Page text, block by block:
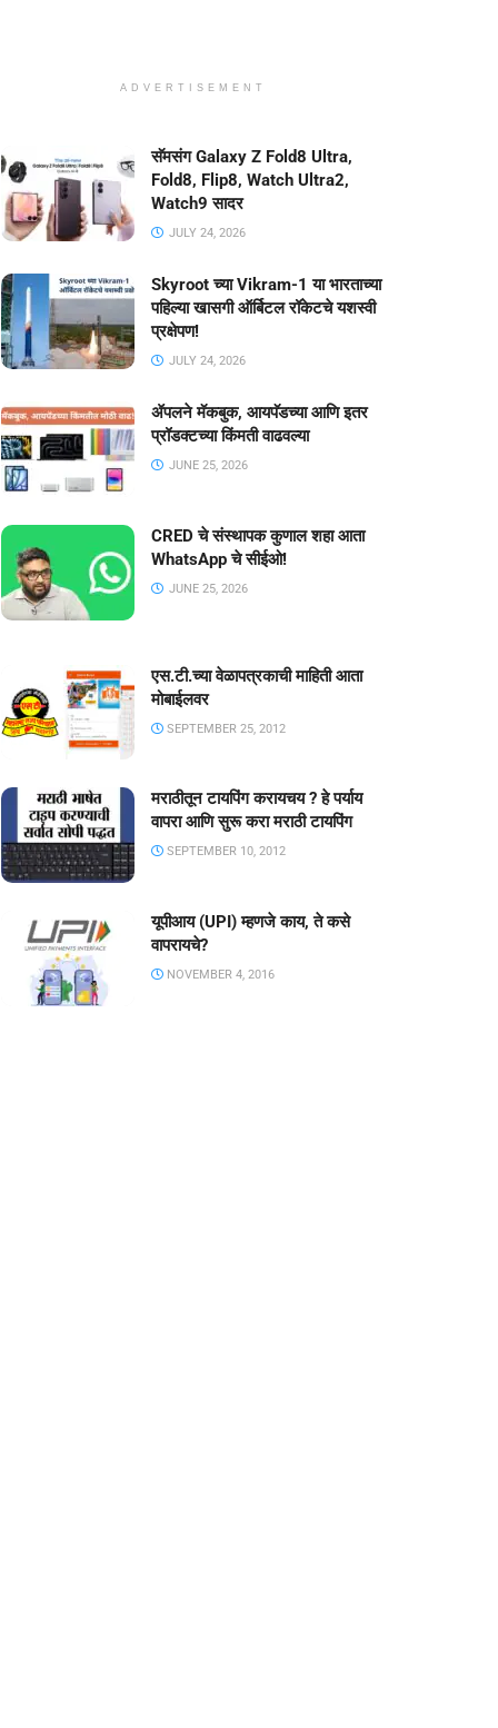
ADVERTISEMENT
सॅमसंग Galaxy Z Fold8 Ultra,
Fold8, Flip8, Watch Ultra2,
Watch9 सादर
JULY 24, 2026
Skyroot च्या Vikram-1 या भारताच्या
पहिल्या खासगी ऑर्बिटल रॉकेटचे यशस्वी
प्रक्षेपण!
JULY 24, 2026
ॲपलने मॅकबुक, आयपॅडच्या आणि इतर
प्रॉडक्टच्या किंमती वाढवल्या
JUNE 25, 2026
CRED चे संस्थापक कुणाल शहा आता
WhatsApp चे सीईओ!
JUNE 25, 2026
एस.टी.च्या वेळापत्रकाची माहिती आता
मोबाईलवर
SEPTEMBER 25, 2012
मराठीतून टायपिंग करायचय ? हे पर्याय
वापरा आणि सुरू करा मराठी टायपिंग
SEPTEMBER 10, 2012
यूपीआय (UPI) म्हणजे काय, ते कसे
वापरायचे?
NOVEMBER 4, 2016